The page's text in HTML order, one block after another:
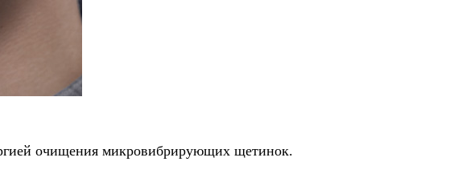
очищения микровибрирующих щетинок.